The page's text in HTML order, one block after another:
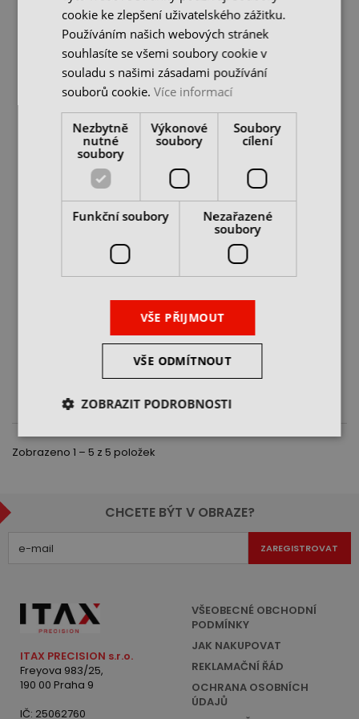
1 290 Kč
cena bez DPH
DO KOŠÍKU
2 350 Kč
cena bez DPH
DO KOŠÍKU
Náhradní hladké čelisti
Zobrazeno 1 – 5 z 5 položek
CHCETE BÝT V OBRAZE?
ZAREGISTROVAT
ITAX PRECISION s.r.o.
Freyova 983/25,
190 00 Praha 9
IČ: 25062760
VŠEOBECNÉ OBCHODNÍ
PODMÍNKY
JAK NAKUPOVAT
REKLAMAČNÍ ŘÁD
OCHRANA OSOBNÍCH
ÚDAJŮ
cookie ke zlepšení uživatelského zážitku.
Používáním našich webových stránek
souhlasíte se všemi soubory cookie v
souladu s našimi zásadami používání
souborů cookie.Více informací
Nezbytně
nutné
soubory
Výkonové
soubory
Soubory
cílení
Funkční soubory
Nezařazené
soubory
VŠE PŘIJMOUT
VŠE ODMÍTNOUT
ZOBRAZIT PODROBNOSTI